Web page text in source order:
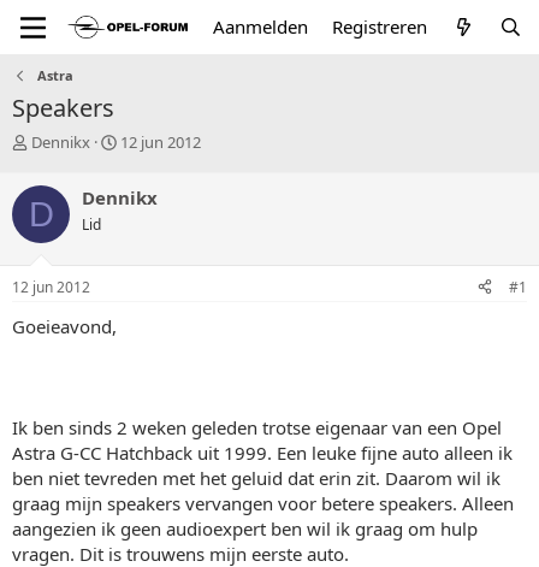
Aanmelden Registreren
Astra
Speakers
T
p
i
c
s
a
t
Dennikx
S
r
a
12 jun 2012
D Dennikx
Lid
12 jun 2012 #1
Goeieavond,
Ik ben sinds 2 weken geleden trotse eigenaar van een Opel
Astra G-CC Hatchback uit 1999. Een leuke fijne auto alleen ik
ben niet tevreden met het geluid dat erin zit. Daarom wil ik
graag mijn speakers vervangen voor betere speakers. Alleen
aangezien ik geen audioexpert ben wil ik graag om hulp
vragen. Dit is trouwens mijn eerste auto.